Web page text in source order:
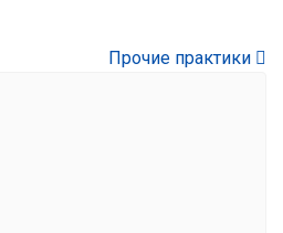
Прочие практики